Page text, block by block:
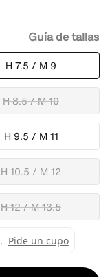
H 7.5 / M 9
H 8.5 / M 10
H 9.5 / M 11
H 10.5 / M 12
H 12 / M 13.5
Guía de tallas